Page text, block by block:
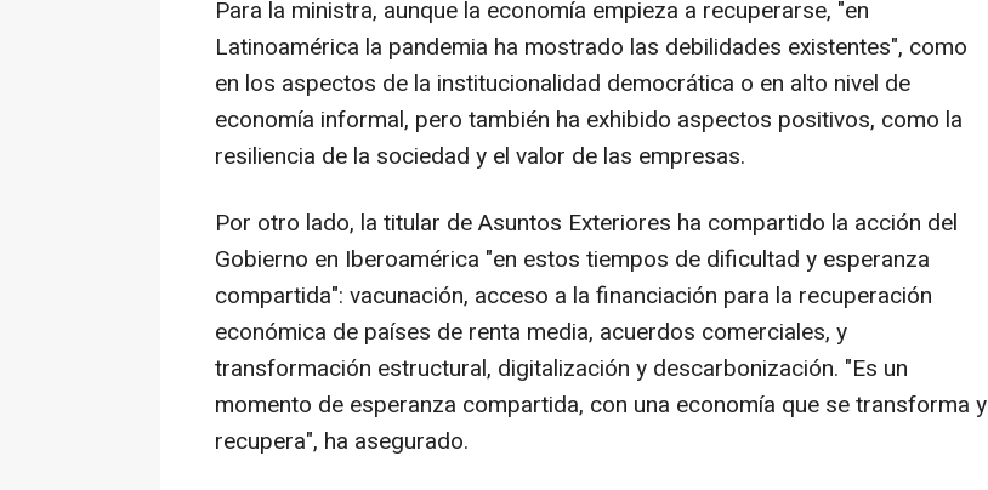
Para la ministra, aunque la economía empieza a recuperarse, "en
Latinoamérica la pandemia ha mostrado las debilidades existentes", como
en los aspectos de la institucionalidad democrática o en alto nivel de
economía informal, pero también ha exhibido aspectos positivos, como la
resiliencia de la sociedad y el valor de las empresas.
Por otro lado, la titular de Asuntos Exteriores ha compartido la acción del
Gobierno en Iberoamérica "en estos tiempos de dificultad y esperanza
compartida": vacunación, acceso a la financiación para la recuperación
económica de países de renta media, acuerdos comerciales, y
transformación estructural, digitalización y descarbonización. "Es un
momento de esperanza compartida, con una economía que se transforma y
recupera", ha asegurado.